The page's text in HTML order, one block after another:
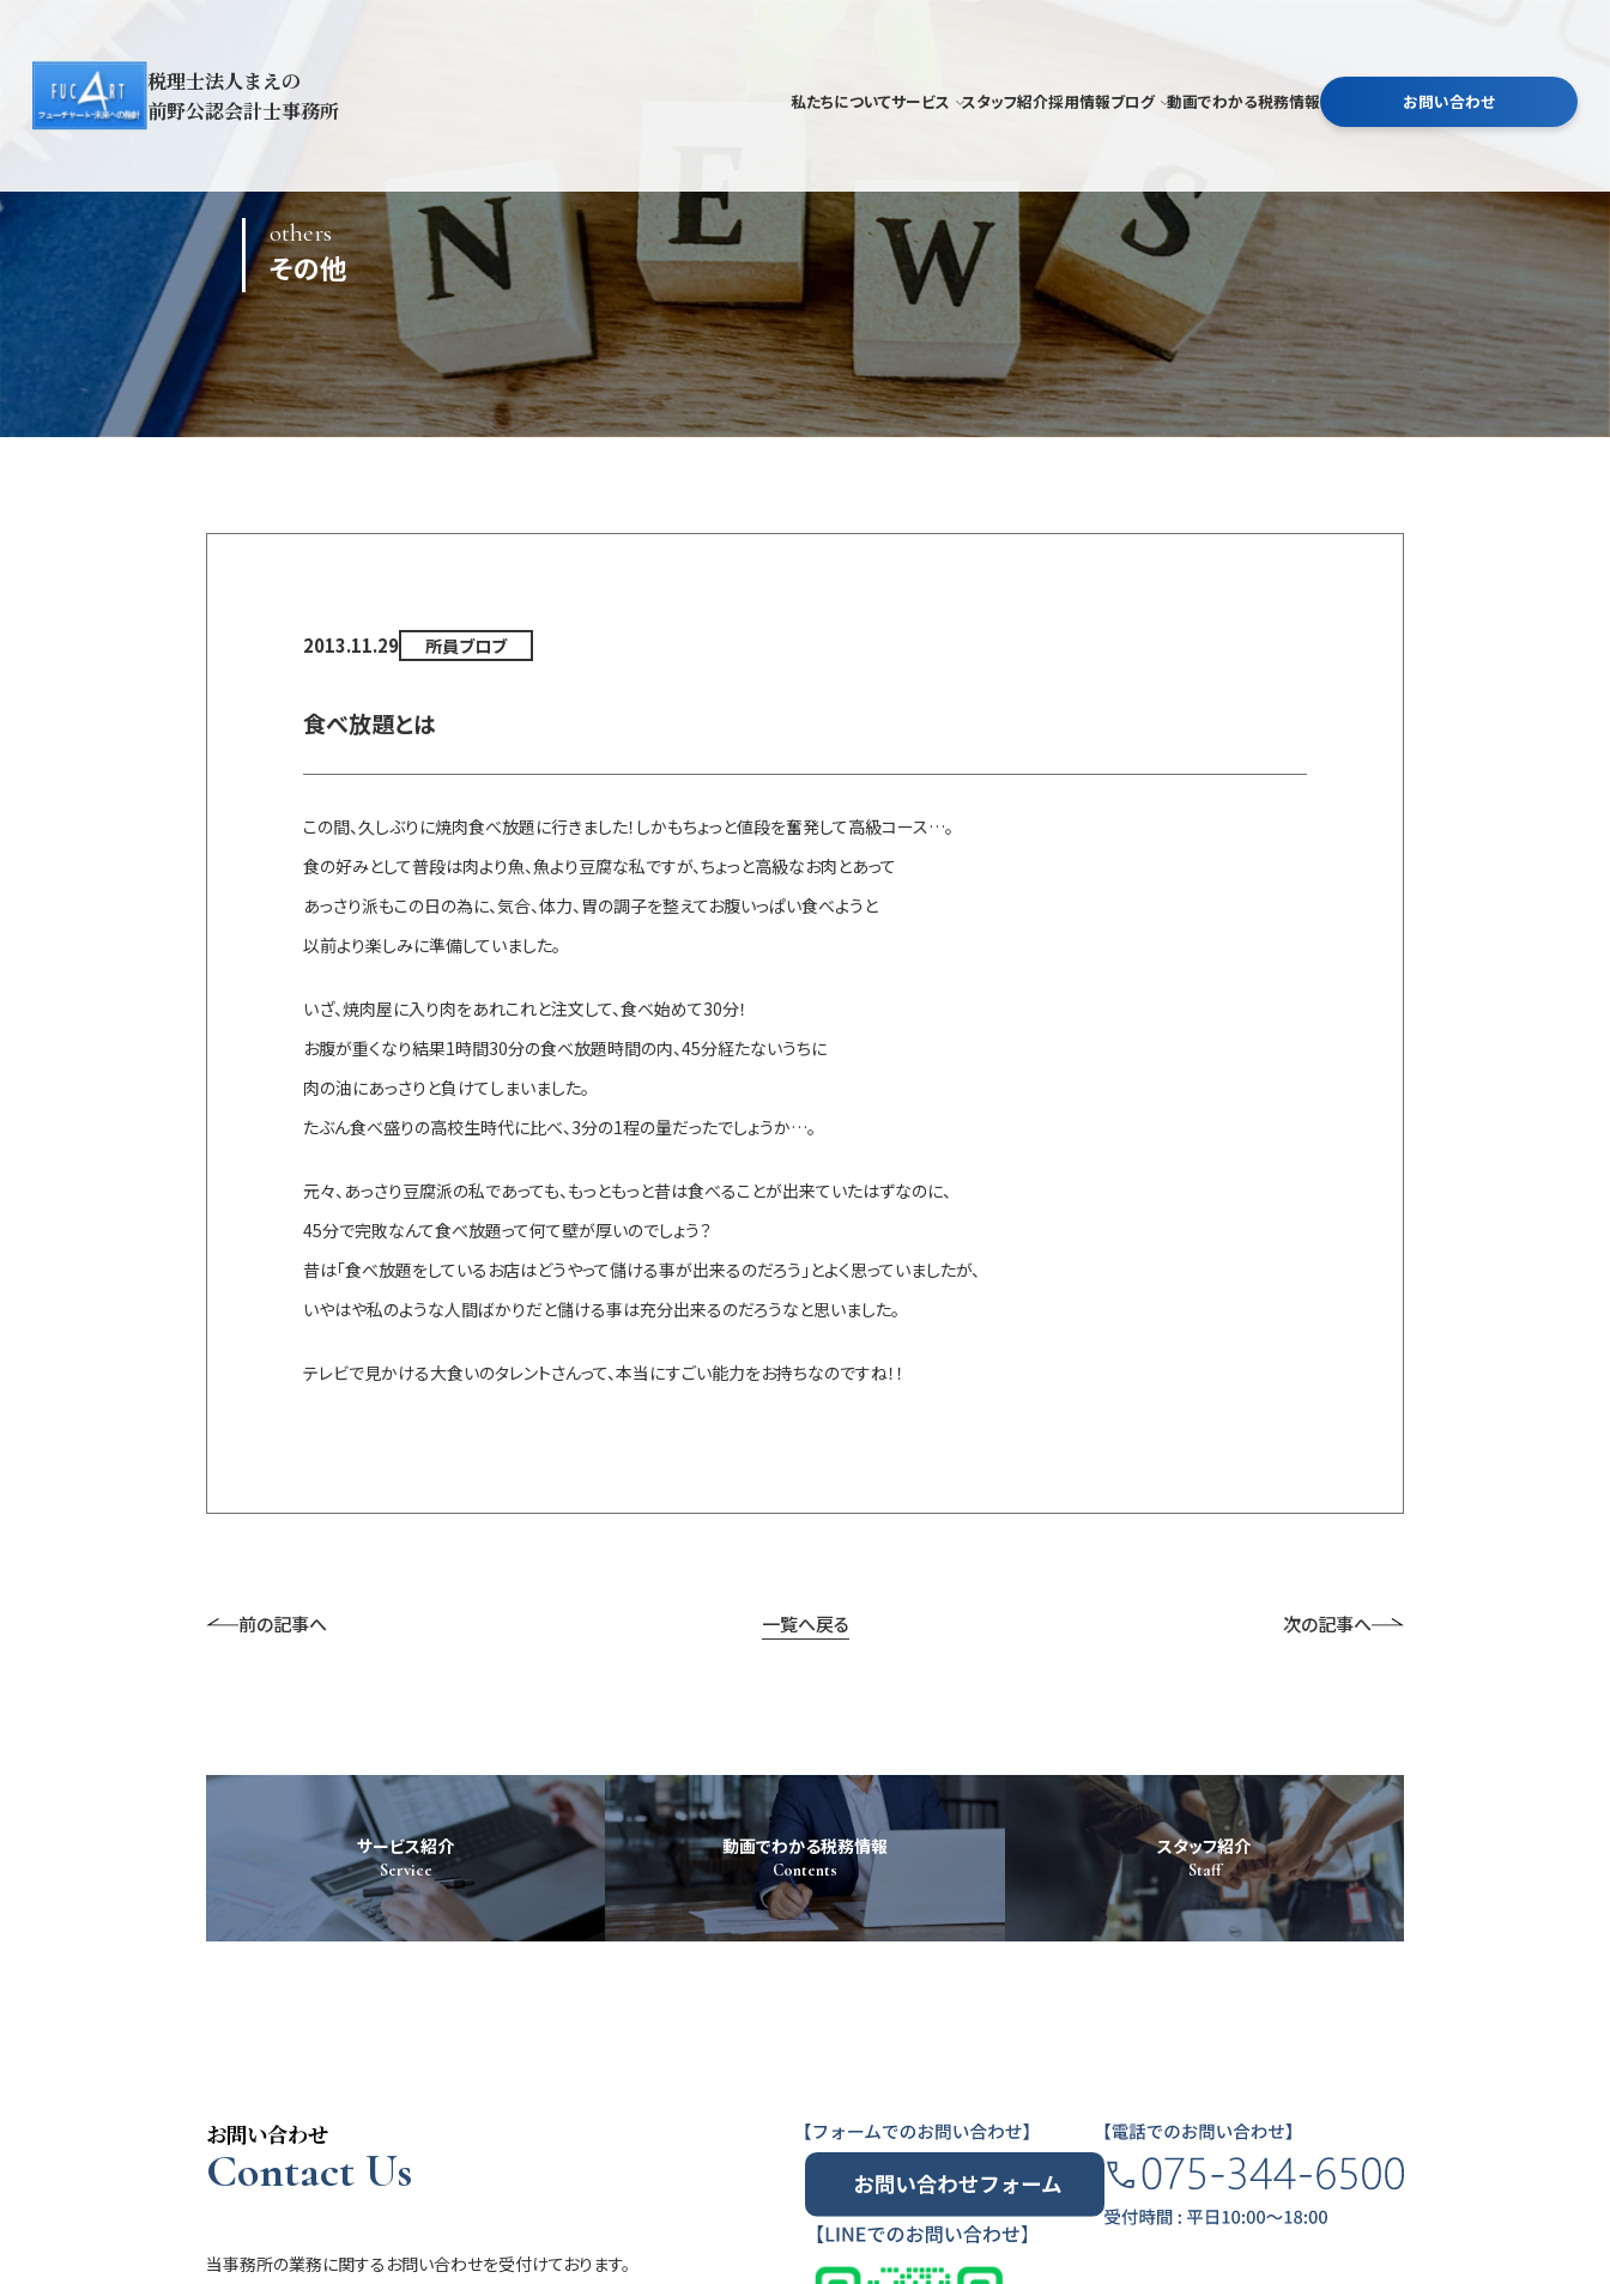
税理士法人まえの
前野公認会計士事務所
私たちについてサービス スタッフ紹介採用情報ブログ 動画でわかる税務情報 お問い合わせ
others
その他
2013.11.29 所員ブロブ
食べ放題とは
この間、久しぶりに焼肉食べ放題に行きました！しかもちょっと値段を奮発して高級コース…。
食の好みとして普段は肉より魚、魚より豆腐な私ですが、ちょっと高級なお肉とあって
あっさり派もこの日の為に、気合、体力、胃の調子を整えてお腹いっぱい食べようと
以前より楽しみに準備していました。
いざ、焼肉屋に入り肉をあれこれと注文して、食べ始めて30分！
お腹が重くなり結果1時間30分の食べ放題時間の内、45分経たないうちに
肉の油にあっさりと負けてしまいました。
たぶん食べ盛りの高校生時代に比べ、3分の1程の量だったでしょうか…。
元々、あっさり豆腐派の私であっても、もっともっと昔は食べることが出来ていたはずなのに、
45分で完敗なんて食べ放題って何て壁が厚いのでしょう？
昔は「食べ放題をしているお店はどうやって儲ける事が出来るのだろう」とよく思っていましたが、
いやはや私のような人間ばかりだと儲ける事は充分出来るのだろうなと思いました。
テレビで見かける大食いのタレントさんって、本当にすごい能力をお持ちなのですね！！
前の記事へ 一覧へ戻る 次の記事へ
サービス紹介
Service
動画でわかる税務情報
Contents
スタッフ紹介
Staff
お問い合わせ
Contact Us
当事務所の業務に関するお問い合わせを受付けております。